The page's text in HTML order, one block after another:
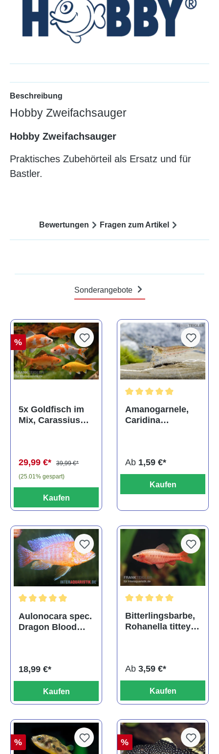
Beschreibung
Hobby Zweifachsauger
Hobby Zweifachsauger
Praktisches Zubehörteil als Ersatz und für
Bastler.
Bewertungen Fragen zum Artikel
Sonderangebote
%
5x Goldfisch im
Mix, Carassius
29,99 €*
39,99 €*
(25.01% gespart)
Kaufen
Amanogarnele,
Caridina
Ab 1,59 €*
Kaufen
Durchschnittliche Bewertung von 5 von 5 Sternen
Aulonocara spec.
Dragon Blood
18,99 €*
Kaufen
Bitterlingsbarbe,
Rohanella titteya,
Ab 3,59 €*
Kaufen
% %